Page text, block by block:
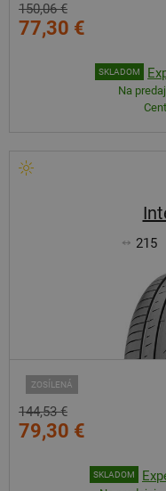
150,06 €
77,30 €
SKLADOM
Na
215
ZOSÍLENÁ
144,53 €
79,30 €
SKLADOM